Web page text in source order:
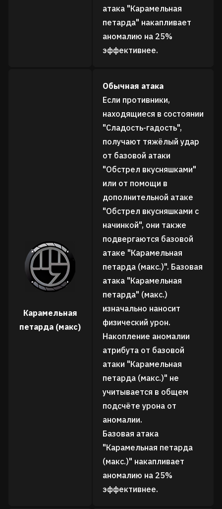
атака "Карамельная
петарда" накапливает
аномалию на 25%
эффективнее.
Карамельная
петарда (макс)
Обычная атака
Если противники,
находящиеся в состоянии
"Сладость-гадость",
получают тяжёлый удар
от базовой атаки
"Обстрел вкусняшками"
или от помощи в
дополнительной атаке
"Обстрел вкусняшками с
начинкой", они также
подвергаются базовой
атаке "Карамельная
петарда (макс.)". Базовая
атака "Карамельная
петарда" (макс.)
изначально наносит
физический урон.
Накопление аномалии
атрибута от базовой
атаки "Карамельная
петарда (макс.)" не
учитывается в общем
подсчёте урона от
аномалии.
Базовая атака
"Карамельная петарда
(макс.)" накапливает
аномалию на 25%
эффективнее.